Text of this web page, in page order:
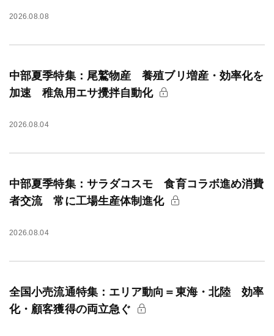
2026.08.08
中部夏季特集：尾鷲物産 養殖ブリ増産・効率化を
加速 稚魚用エサ攪拌自動化
2026.08.04
中部夏季特集：サラダコスモ 食育コラボ進め消費
者交流 常に工場生産体制進化
2026.08.04
全国小売流通特集：エリア動向＝東海・北陸 効率
化・顧客獲得の両立急ぐ